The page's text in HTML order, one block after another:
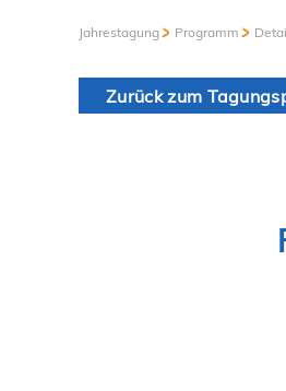
Jahrestagung Programm
Zurück zum